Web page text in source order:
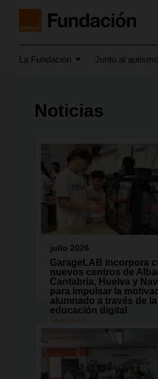
La Fundación Junto al autismo
Noticias
julio 2026
GarageLAB incorpora
nuevos centros de
Cantabria, Huelva y
para impulsar la
alumnado a través de la
educación digital
Leer más